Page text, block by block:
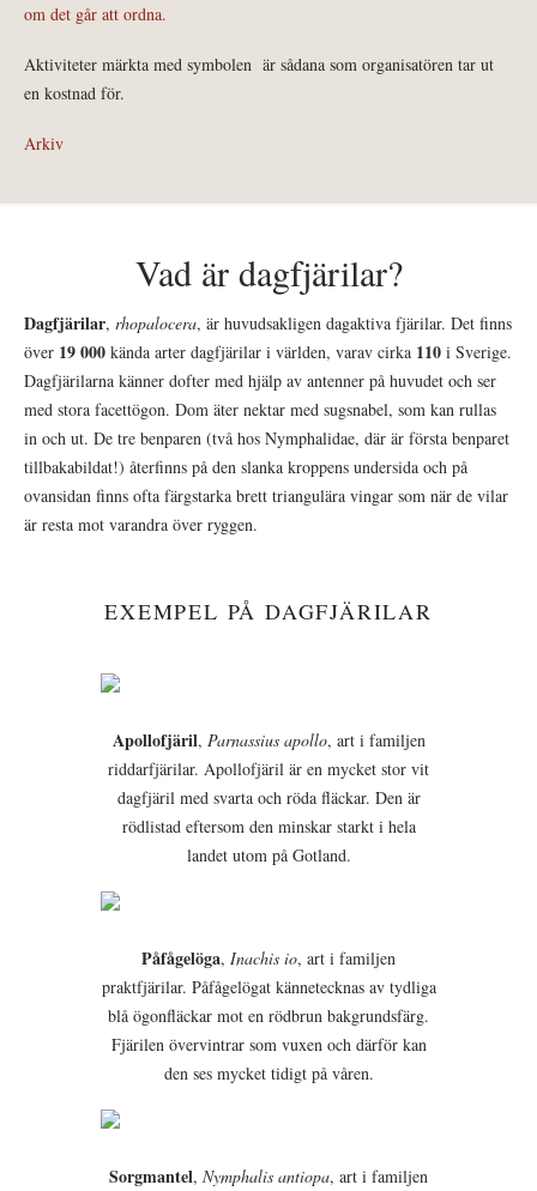
om det går att ordna.
Aktiviteter märkta med symbolen är sådana som organisatören tar ut
en kostnad för.
Arkiv
Vad är dagfjärilar?
Dagfjärilar, rhopalocera, är huvudsakligen dagaktiva fjärilar. Det finns
över 19 000 kända arter dagfjärilar i världen, varav cirka 110 i Sverige.
Dagfjärilarna känner dofter med hjälp av antenner på huvudet och ser
med stora facettögon. Dom äter nektar med sugsnabel, som kan rullas
in och ut. De tre benparen (två hos Nymphalidae, där är första benparet
tillbakabildat!) återfinns på den slanka kroppens undersida och på
ovansidan finns ofta färgstarka brett triangulära vingar som när de vilar
är resta mot varandra över ryggen.
EXEMPEL PÅ DAGFJÄRILAR
Apollofjäril, Parnassius apollo, art i familjen
riddarfjärilar. Apollofjäril är en mycket stor vit
dagfjäril med svarta och röda fläckar. Den är
rödlistad eftersom den minskar starkt i hela
landet utom på Gotland.
Påfågelöga, Inachis io, art i familjen
praktfjärilar. Påfågelögat kännetecknas av tydliga
blå ögonfläckar mot en rödbrun bakgrundsfärg.
Fjärilen övervintrar som vuxen och därför kan
den ses mycket tidigt på våren.
Sorgmantel, Nymphalis antiopa, art i familjen